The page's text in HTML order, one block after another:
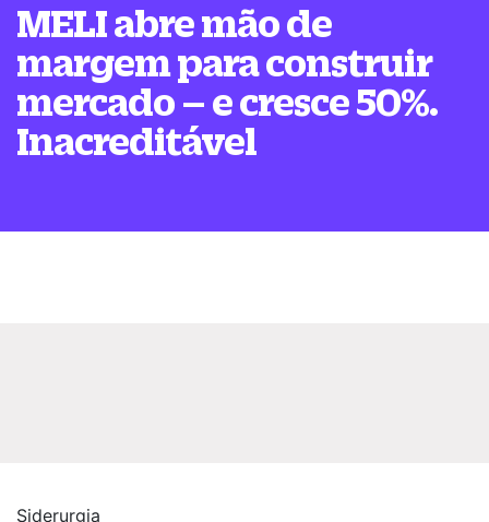
MELI abre mão de
margem para construir
mercado – e cresce 50%.
Inacreditável
Siderurgia